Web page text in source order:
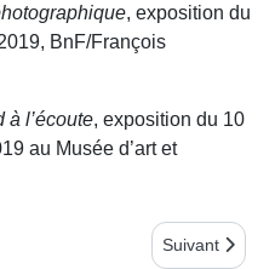
, exposition du
BnF/François
à l’écoute, exposition du 10
au Musée d’art et
Article suivant
Suivant